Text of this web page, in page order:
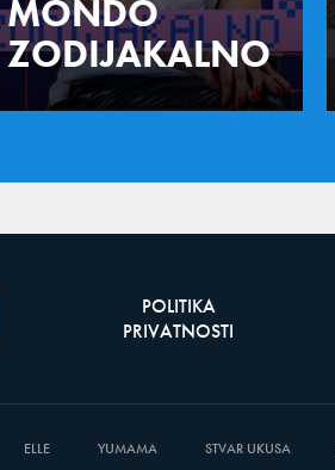
MONDO
ZODIJAKALNO
POLITIKA
PRIVATNOSTI
ELLE YUMAMA STVAR UKUSA